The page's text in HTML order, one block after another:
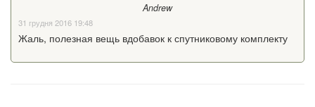
Andrew
31 грудня 2016 19:48
Жаль, полезная вещь вдобавок к спутниковому комплекту